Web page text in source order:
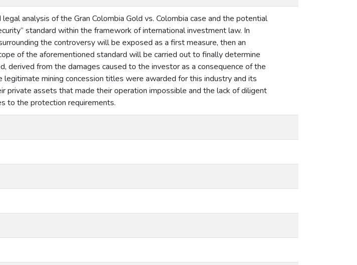
analysis of the Gran Colombia Gold vs. Colombia case and the potential
standard within the framework of international investment law. In
the controversy will be exposed as a first measure, then an
of the aforementioned standard will be carried out to finally determine
derived from the damages caused to the investor as a consequence of the
legitimate mining concession titles were awarded for this industry and its
private assets that made their operation impossible and the lack of diligent
to the protection requirements.